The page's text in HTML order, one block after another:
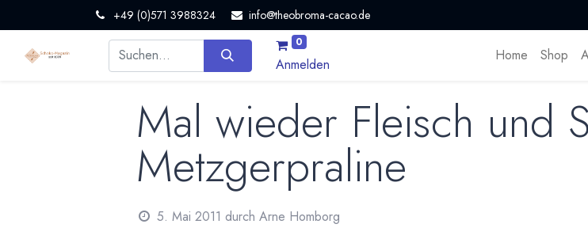
+49 (0)571 3988324 info@theobroma-cacao.de
0
Anmelden
Home Shop
Mal wieder Fleisch und
Metzgerpraline
5. Mai 2011 durch Arne Homborg